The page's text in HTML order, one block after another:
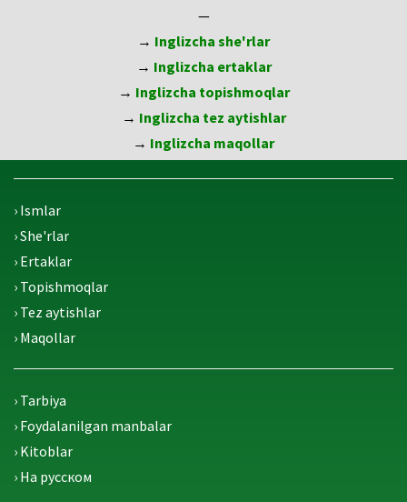
—
→ Inglizcha she'rlar
→ Inglizcha ertaklar
→ Inglizcha topishmoqlar
→ Inglizcha tez aytishlar
→ Inglizcha maqollar
› Ismlar
› She'rlar
› Ertaklar
› Topishmoqlar
› Tez aytishlar
› Maqollar
› Tarbiya
› Foydalanilgan manbalar
› Kitoblar
› На русском